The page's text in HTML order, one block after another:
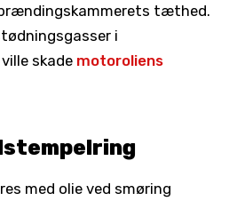
tæthed.
i
skade motoroliens
med olie ved smøring